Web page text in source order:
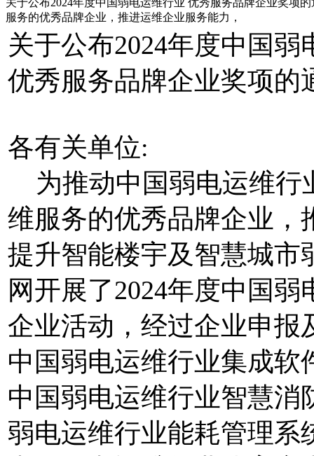
服务的优秀品牌企业，推进运维企业服务能力，
关于公布2024年度中国弱
优秀服务品牌企业奖项的
各有关单位:
为推动中国弱电运维行
维服务的优秀品牌企业，
提升智能楼宇及智慧城市
网开展了2024年度中国
企业活动，经过企业申报
中国弱电运维行业集成软
中国弱电运维行业智慧消
弱电运维行业能耗管理系